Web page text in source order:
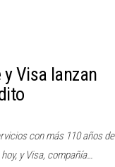
y Visa lanzan
con más 110 años de
y Visa, compañía…